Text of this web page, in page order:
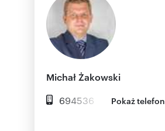
Michał Żakowski
694536 Pokaż telefon